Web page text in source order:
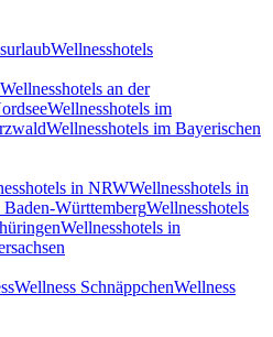
Wellnesshotels
Wellnesshotels an der
Wellnesshotels im
Wellnesshotels im Bayerischen
in NRWWellnesshotels in
Baden-WürttembergWellnesshotels
Wellnesshotels in
Wellness SchnäppchenWellness